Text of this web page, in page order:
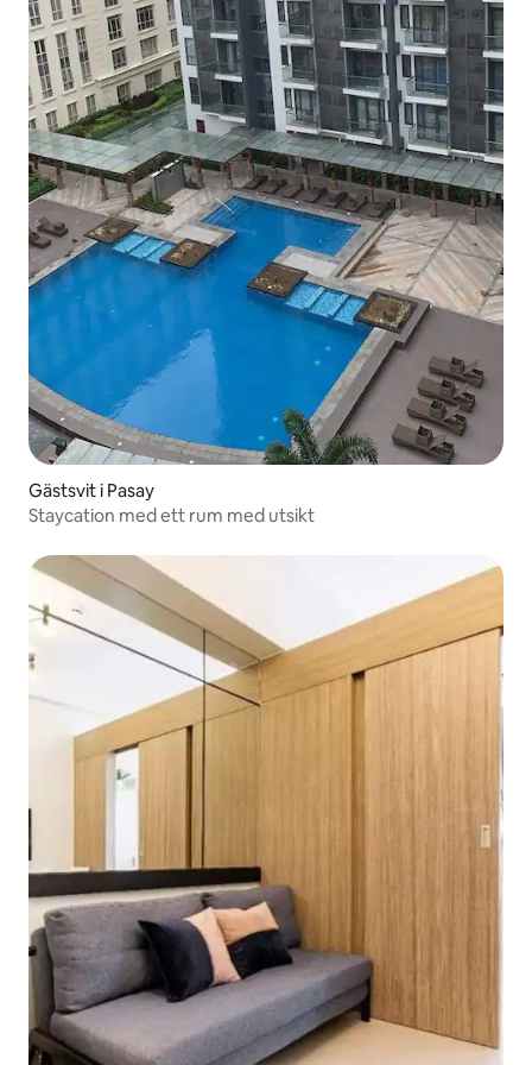
Gästsvit i Pasay
Staycation med ett rum med utsikt